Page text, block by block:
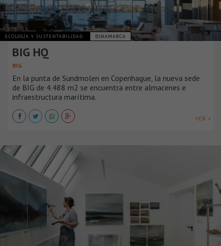
ECOLOGÍA Y SUSTENTABILIDAD DINAMARCA
BIG HQ
BIG
En la punta de Sundmolen en Copenhague, la nueva sede
de BIG de 4.488 m2 se encuentra entre almacenes e
infraestructura marítima.
VER +